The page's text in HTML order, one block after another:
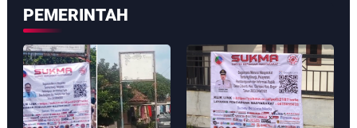
PEMERINTAH